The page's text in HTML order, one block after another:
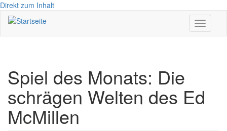
Direkt zum Inhalt
Toggle
Spiel des Monats: Die
schrägen Welten des Ed
McMillen